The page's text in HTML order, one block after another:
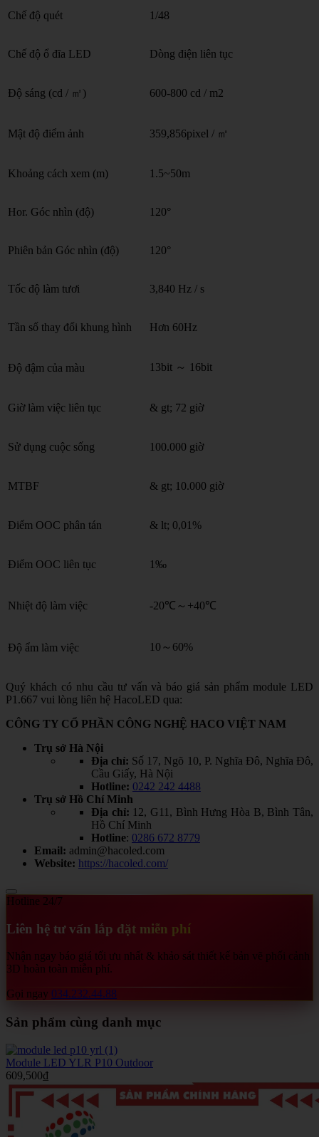
Chế độ quét 1/48
Chế độ ổ đĩa LED Dòng điện liên tục
Độ sáng (cd / ㎡) 600-800 cd / m2
Mật độ điểm ảnh 359,856pixel / ㎡
Khoảng cách xem (m) 1.5~50m
Hor. Góc nhìn (độ) 120°
Phiên bản Góc nhìn (độ) 120°
Tốc độ làm tươi 3,840 Hz / s
Tần số thay đổi khung hình Hơn 60Hz
Độ đậm của màu 13bit ～ 16bit
Giờ làm việc liên tục & gt; 72 giờ
Sử dụng cuộc sống 100.000 giờ
MTBF & gt; 10.000 giờ
Điểm OOC phân tán & lt; 0,01%
Điểm OOC liên tục 1‰
Nhiệt độ làm việc -20℃～+40℃
Độ ẩm làm việc 10～60%
Quý khách có nhu cầu tư vấn và báo giá sản phẩm module LED
P1.667 vui lòng liên hệ HacoLED qua:
CÔNG TY CỔ PHẦN CÔNG NGHỆ HACO VIỆT NAM
Trụ sở Hà Nội
Địa chỉ: Số 17, Ngõ 10, P. Nghĩa Đô, Nghĩa Đô,
Cầu Giấy, Hà Nội
Hotline: 0242 242 4488
Trụ sở Hồ Chí Minh
Địa chỉ: 12, G11, Bình Hưng Hòa B, Bình Tân,
Hồ Chí Minh
Hotline: 0286 672 8779
Email: admin@hacoled.com
Website: https://hacoled.com/
Hotline 24/7
Liên hệ tư vấn lắp đặt miễn phí
Nhận ngay báo giá tối ưu nhất & khảo sát thiết kế bản vẽ phối cảnh
3D hoàn toàn miễn phí.
Gọi ngay 034.232.44.88
Sản phẩm cùng danh mục
Module LED YLR P10 Outdoor
609,500₫